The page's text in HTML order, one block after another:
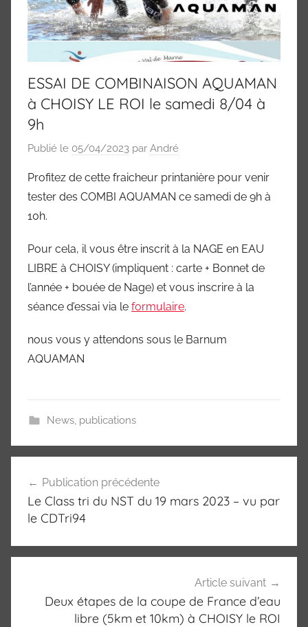
Marne
94)
ESSAI DE COMBINAISON AQUAMAN
à CHOISY LE ROI le samedi 8/04 à
9h
Publié le 05/04/2023 par André
Profitez de cette fraicheur printanière pour venir
tester des COMBI AQUAMAN ce samedi de 9h à
10h.
Pour cela, il vous être inscrit à la NAGE en EAU
LIBRE à CHOISY (impliquent : carte + Bonnet de
l’année + bouée de Nage) et vous inscrire à la
séance d’essai via le formulaire.
nous vous y attendons sous le Barnum
AQUAMAN
News, publications
de
l’article
Publication précédente
Le Class tri du NST du 19 mars 2023 – vu par
le CDTri94
Article suivant
Deux étapes de la coupe de France d’eau
libre (5km et 10km) à CHOISY le ROI